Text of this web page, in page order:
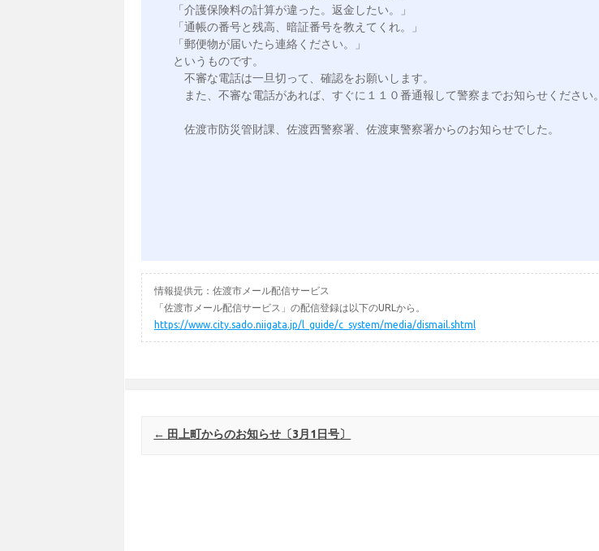
「介護保険料の計算が違った。返金したい。」
「通帳の番号と残高、暗証番号を教えてくれ。」
「郵便物が届いたら連絡ください。」
というものです。
不審な電話は一旦切って、確認をお願いします。
また、不審な電話があれば、すぐに１１０番通報して警察までお知らせください。
佐渡市防災管財課、佐渡西警察署、佐渡東警察署からのお知らせでした。
情報提供元：佐渡市メール配信サービス
「佐渡市メール配信サービス」の配信登録は以下のURLから。
https://www.city.sado.niigata.jp/l_guide/c_system/media/dismail.shtml
Post navigation
← 田上町からのお知らせ〔3月1日号〕